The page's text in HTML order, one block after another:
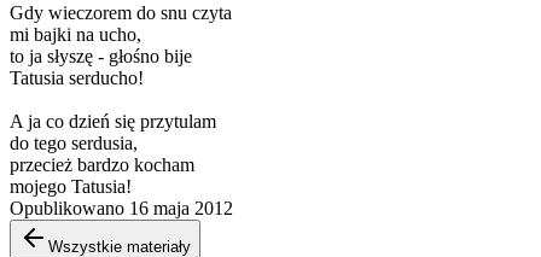
Gdy wieczorem do snu czyta
mi bajki na ucho,
to ja słyszę - głośno bije
Tatusia serducho!
A ja co dzień się przytulam
do tego serdusia,
przecież bardzo kocham
mojego Tatusia!
Opublikowano 16 maja 2012
Wszystkie materiały